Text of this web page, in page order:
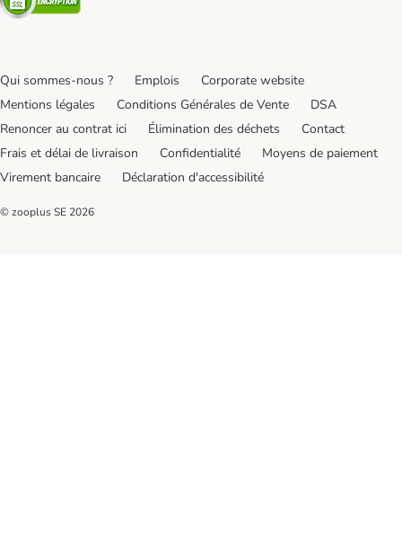
Qui sommes-nous ? Emplois
Corporate website
Mentions légales
Conditions Générales de Vente
DSA
Renoncer au contrat ici
Élimination des déchets
Contact
Frais et délai de livraison
Confidentialité
Moyens de paiement
Virement bancaire
Déclaration d'accessibilité
© zooplus SE 2026